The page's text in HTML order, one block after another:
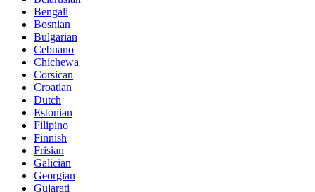
Bengali
Bosnian
Bulgarian
Cebuano
Chichewa
Corsican
Croatian
Dutch
Estonian
Filipino
Finnish
Frisian
Galician
Georgian
Gujarati